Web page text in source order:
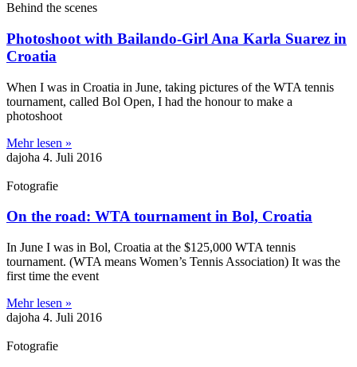
Behind the scenes
Photoshoot with Bailando-Girl Ana Karla Suarez in
Croatia
When I was in Croatia in June, taking pictures of the WTA tennis
tournament, called Bol Open, I had the honour to make a
photoshoot
Mehr lesen »
dajoha 4. Juli 2016
Fotografie
On the road: WTA tournament in Bol, Croatia
In June I was in Bol, Croatia at the $125,000 WTA tennis
tournament. (WTA means Women’s Tennis Association) It was the
first time the event
Mehr lesen »
dajoha 4. Juli 2016
Fotografie